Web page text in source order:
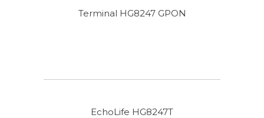
Terminal HG8247 GPON
EchoLife HG8247T